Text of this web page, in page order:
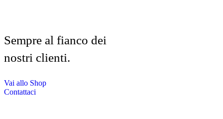
Sempre al fianco dei
nostri clienti.
Vai allo Shop
Contattaci